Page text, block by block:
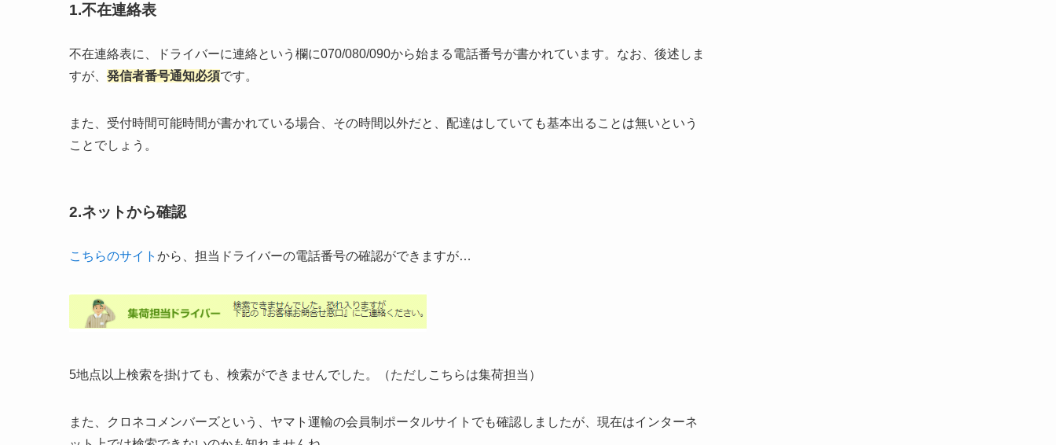
1.不在連絡表
不在連絡表に、ドライバーに連絡という欄に070/080/090から始まる電話番号が書かれています。なお、後述しま
すが、 発信者番号通知必須です。
また、受付時間可能時間が書かれている場合、その時間以外だと、配達はしていても基本出ることは無いという
ことでしょう。
2.ネットから確認
こちらのサイト から、担当ドライバーの電話番号の確認ができますが…
5地点以上検索を掛けても、検索ができませんでした。（ただしこちらは集荷担当）
また、クロネコメンバーズという、ヤマト運輸の会員制ポータルサイトでも確認しましたが、現在はインターネ